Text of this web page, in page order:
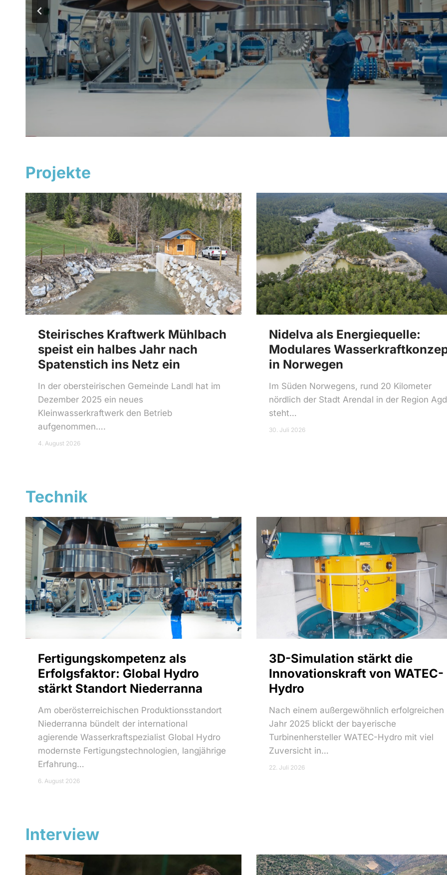
Projekte
Steirisches Kraftwerk Mühlbach
speist ein halbes Jahr nach
Spatenstich ins Netz ein
In der obersteirischen Gemeinde Landl hat im
Dezember 2025 ein neues
Kleinwasserkraftwerk den Betrieb
aufgenommen….
4. August 2026
Nidelva als Energiequelle:
Modulares
in Norwegen
Im Süden Norwegens, rund 20 Kilometer
nördlich der Stadt Arendal in der Region
steht…
30. Juli 2026
Technik
Fertigungskompetenz als
Erfolgsfaktor: Global Hydro
stärkt Standort Niederranna
Am oberösterreichischen Produktionsstandort
Niederranna bündelt der international
agierende Wasserkraftspezialist Global Hydro
modernste Fertigungstechnologien, langjährige
Erfahrung…
6. August 2026
3D-Simulation stärkt die
Innovationskraft von WATEC-
Hydro
Nach einem außergewöhnlich erfolgreichen
Jahr 2025 blickt der bayerische
Turbinenhersteller WATEC-Hydro mit viel
Zuversicht in…
22. Juli 2026
Interview